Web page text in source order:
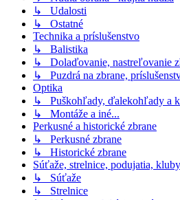
↳ Udalosti
↳ Ostatné
Technika a príslušenstvo
↳ Balistika
↳ Dolaďovanie, nastreľovanie
↳ Puzdrá na zbrane,
Optika
↳ Puškohľady, ďalekohľady a
↳ Montáže a iné...
Perkusné a historické zbrane
↳ Perkusné zbrane
↳ Historické zbrane
Súťaže, strelnice, podujatia, kluby
↳ Súťaže
↳ Strelnice